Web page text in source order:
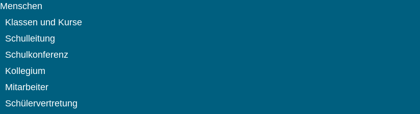
Menschen
Klassen und Kurse
Schulleitung
Schulkonferenz
Kollegium
Mitarbeiter
Schülervertretung